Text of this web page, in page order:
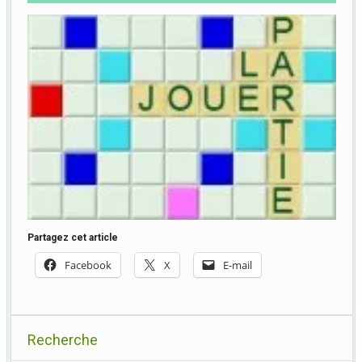
Partagez cet article
Facebook X E-mail
Recherche